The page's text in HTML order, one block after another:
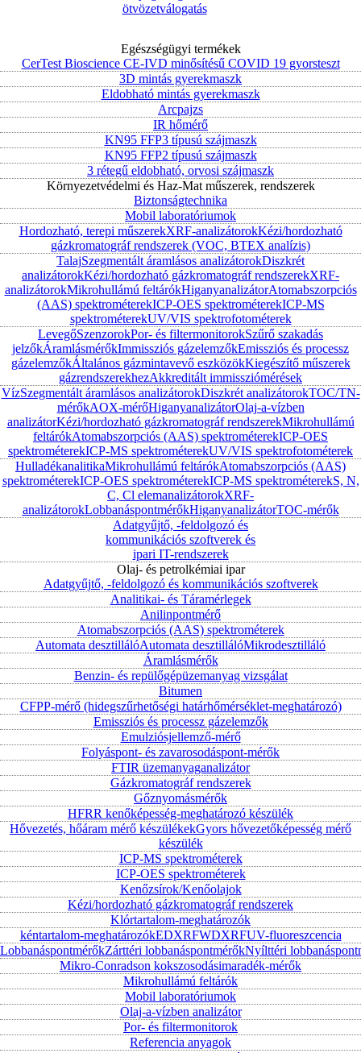
ötvözetválogatás
Egészségügyi termékek
CerTest Bioscience CE-IVD minősítésű COVID 19 gyorsteszt
3D mintás gyerekmaszk
Eldobható mintás gyerekmaszk
Arcpajzs
IR hőmérő
KN95 FFP3 típusú szájmaszk
KN95 FFP2 típusú szájmaszk
3 rétegű eldobható, orvosi szájmaszk
Környezetvédelmi és Haz-Mat műszerek, rendszerek
Biztonságtechnika
Mobil laboratóriumok
Hordozható, terepi műszerekXRF-analizátorokKézi/hordozható
gázkromatográf rendszerek (VOC, BTEX analízis)
TalajSzegmentált áramlásos analizátorokDiszkrét
analizátorokKézi/hordozható gázkromatográf rendszerekXRF-
analizátorokMikrohullámú feltárókHiganyanalizátorAtomabszorpciós
(AAS) spektrométerekICP-OES spektrométerekICP-MS
spektrométerekUV/VIS spektrofotométerek
LevegőSzenzorokPor- és filtermonitorokSzűrő szakadás
jelzőkÁramlásmérőkImmissziós gázelemzőkEmissziós és processz
gázelemzőkÁltalános gázmintavevő eszközökKiegészítő műszerek
gázrendszerekhezAkkreditált immissziómérések
VízSzegmentált áramlásos analizátorokDiszkrét analizátorokTOC/TN-
mérőkAOX-mérőHiganyanalizátorOlaj-a-vízben
analizátorKézi/hordozható gázkromatográf rendszerekMikrohullámú
feltárókAtomabszorpciós (AAS) spektrométerekICP-OES
spektrométerekICP-MS spektrométerekUV/VIS spektrofotométerek
HulladékanalitikaMikrohullámú feltárókAtomabszorpciós (AAS)
spektrométerekICP-OES spektrométerekICP-MS spektrométerekS, N,
C, Cl elemanalizátorokXRF-
analizátorokLobbanáspontmérőkHiganyanalizátorTOC-mérők
Adatgyűjtő, -feldolgozó és
kommunikációs szoftverek és
ipari IT-rendszerek
Olaj- és petrolkémiai ipar
Adatgyűjtő, -feldolgozó és kommunikációs szoftverek
Analitikai- és Táramérlegek
Anilinpontmérő
Atomabszorpciós (AAS) spektrométerek
Automata desztillálóAutomata desztillálóMikrodesztilláló
Áramlásmérők
Benzin- és repülőgépüzemanyag vizsgálat
Bitumen
CFPP-mérő (hidegszűrhetőségi határhőmérséklet-meghatározó)
Emissziós és processz gázelemzők
Emulziósjellemző-mérő
Folyáspont- és zavarosodáspont-mérők
FTIR üzemanyaganalizátor
Gázkromatográf rendszerek
Gőznyomásmérők
HFRR kenőképesség-meghatározó készülék
Hővezetés, hőáram mérő készülékekGyors hővezetőképesség mérő
készülék
ICP-MS spektrométerek
ICP-OES spektrométerek
Kenőzsírok/Kenőolajok
Kézi/hordozható gázkromatográf rendszerek
Klórtartalom-meghatározók
kéntartalom-meghatározókEDXRFWDXRFUV-fluoreszcencia
LobbanáspontmérőkZárttéri lobbanáspontmérőkNyílttéri
Mikro-Conradson kokszosodásimaradék-mérők
Mikrohullámú feltárók
Mobil laboratóriumok
Olaj-a-vízben analizátor
Por- és filtermonitorok
Referencia anyagok